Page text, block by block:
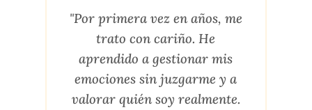
"Por primera vez en años, me
trato con cariño. He
aprendido a gestionar mis
emociones sin juzgarme y a
valorar quién soy realmente.